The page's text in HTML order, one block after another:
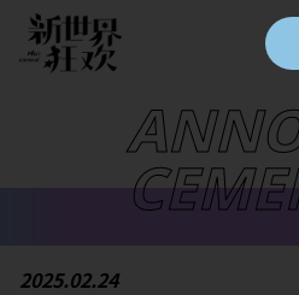
2025.02.24